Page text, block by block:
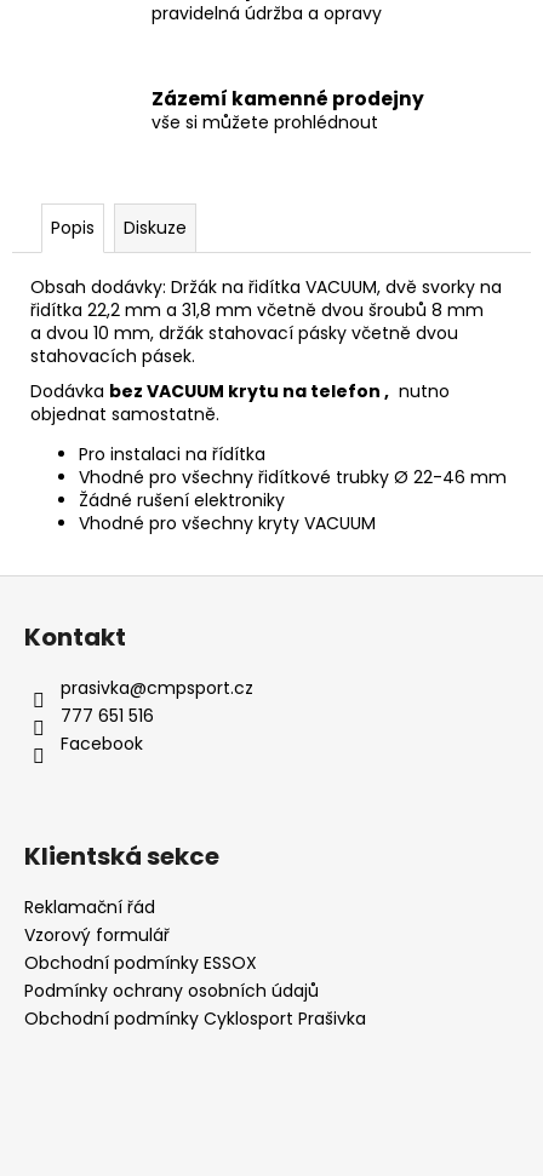
pravidelná údržba a opravy
Zázemí kamenné prodejny
vše si můžete prohlédnout
Popis Diskuze
Obsah dodávky: Držák na řidítka VACUUM, dvě svorky na
řidítka 22,2 mm a 31,8 mm včetně dvou šroubů 8 mm
a dvou 10 mm, držák stahovací pásky včetně dvou
stahovacích pásek.
Dodávka bez VACUUM krytu na telefon , nutno
objednat samostatně.
Pro instalaci na řídítka
Vhodné pro všechny řidítkové trubky Ø 22-46 mm
Žádné rušení elektroniky
Vhodné pro všechny kryty VACUUM
Z
Kontakt
prasivka@cmpsport.cz
777 651 516
Facebook
Klientská sekce
Reklamační řád
Vzorový formulář
Obchodní podmínky ESSOX
Podmínky ochrany osobních údajů
Obchodní podmínky Cyklosport Prašivka